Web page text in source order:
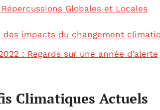
Répercussions Globales et Locales
des impacts du changement
: Regards sur une année d’alerte
Climatiques Actuels